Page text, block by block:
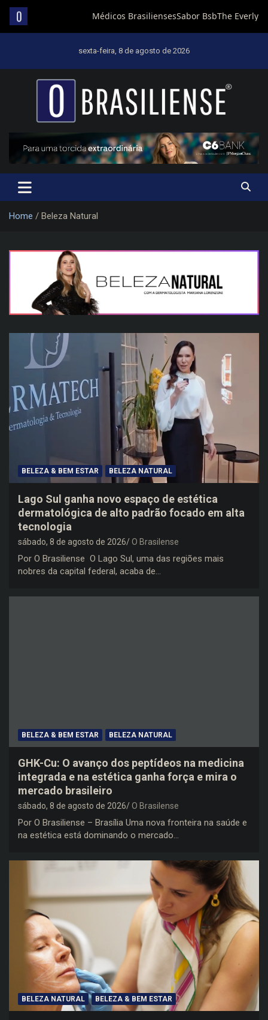
sexta-feira, 8 de agosto de 2026
Um diário de notícias que trabalha por Brasília
Home Beleza Natural
BELEZA & BEM ESTAR BELEZA NATURAL
Lago Sul ganha novo espaço de estética
dermatológica de alto padrão focado em alta
tecnologia
sábado, 8 de agosto de 2026 O Brasilense
Por O Brasiliense O Lago Sul, uma das regiões mais
nobres da capital federal, acaba de…
BELEZA & BEM ESTAR BELEZA NATURAL
GHK-Cu: O avanço dos peptídeos na medicina
integrada e na estética ganha força e mira o
mercado brasileiro
sábado, 8 de agosto de 2026 O Brasilense
Por O Brasiliense – Brasília Uma nova fronteira na saúde e
na estética está dominando o mercado…
BELEZA NATURAL BELEZA & BEM ESTAR